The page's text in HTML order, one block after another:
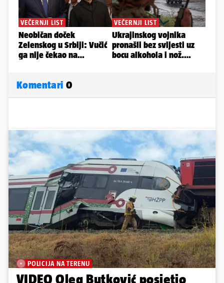
Komentari 0
POLICIJA NA TERENU
VIDEO Oleg Butković posjetio